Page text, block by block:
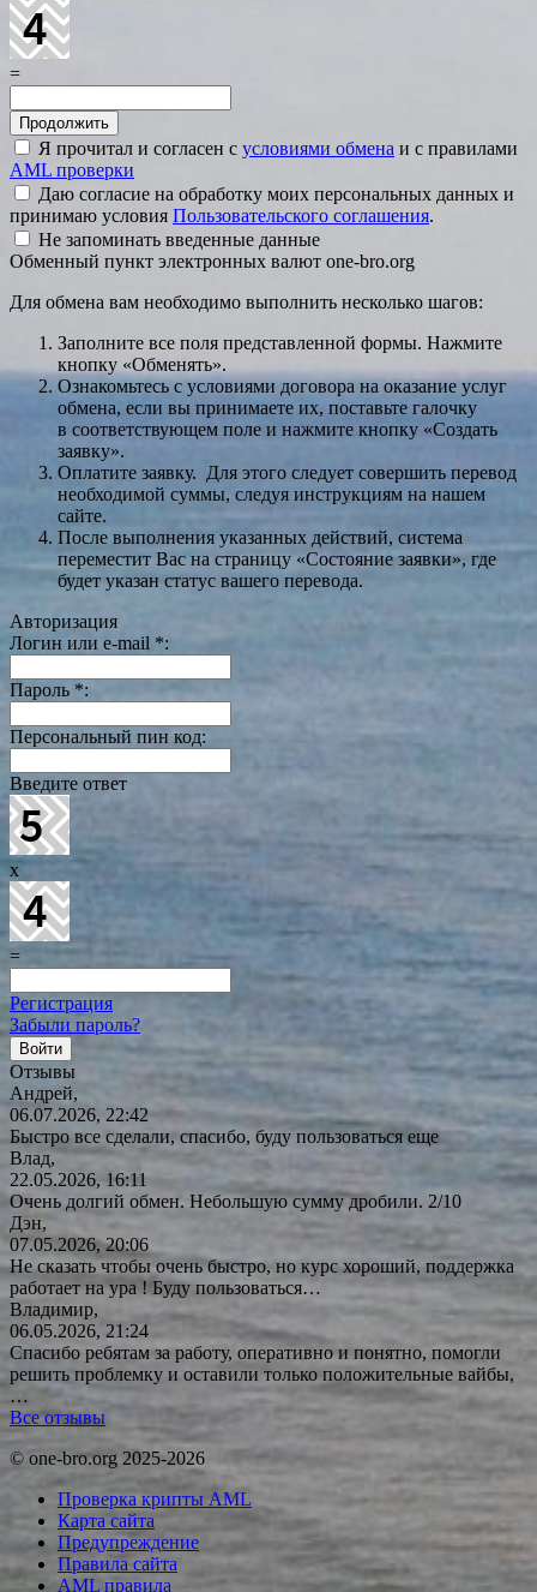
=
Я прочитал и согласен с условиями обмена и с правилами
AML проверки
Даю согласие на обработку моих персональных данных и
принимаю условия Пользовательского соглашения.
Не запоминать введенные данные
Обменный пункт электронных валют one-bro.org
Для обмена вам необходимо выполнить несколько шагов:
Заполните все поля представленной формы. Нажмите
кнопку «Обменять».
Ознакомьтесь с условиями договора на оказание услуг
обмена, если вы принимаете их, поставьте галочку
в соответствующем поле и нажмите кнопку «Создать
заявку».
Оплатите заявку. Для этого следует совершить перевод
необходимой суммы, следуя инструкциям на нашем
сайте.
После выполнения указанных действий, система
переместит Вас на страницу «Состояние заявки», где
будет указан статус вашего перевода.
Авторизация
Логин или e-mail *:
Пароль *:
Персональный пин код:
Введите ответ
x
=
Регистрация
Забыли пароль?
Отзывы
Андрей,
06.07.2026, 22:42
Быстро все сделали, спасибо, буду пользоваться еще
Влад,
22.05.2026, 16:11
Очень долгий обмен. Небольшую сумму дробили. 2/10
Дэн,
07.05.2026, 20:06
Не сказать чтобы очень быстро, но курс хороший, поддержка
работает на ура ! Буду пользоваться…
Владимир,
06.05.2026, 21:24
Спасибо ребятам за работу, оперативно и понятно, помогли
решить проблемку и оставили только положительные вайбы,
…
Все отзывы
© one-bro.org 2025-2026
Проверка крипты AML
Карта сайта
Предупреждение
Правила сайта
AML правила